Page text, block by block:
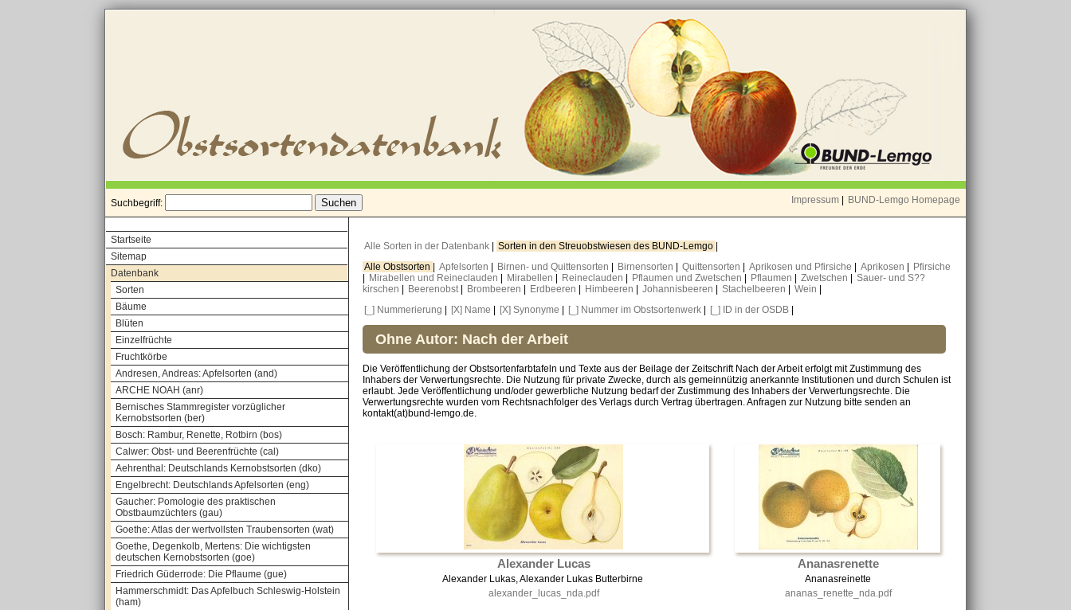
Suchbegriff: Impressum BUND-Lemgo Homepage
Startseite
Sitemap
Datenbank
Sorten
Bäume
Blüten
Einzelfrüchte
Fruchtkörbe
Andresen, Andreas: Apfelsorten (and)
ARCHE NOAH (anr)
Bernisches Stammregister vorzüglicher
Kernobstsorten (ber)
Bosch: Rambur, Renette, Rotbirn (bos)
Calwer: Obst- und Beerenfrüchte (cal)
Aehrenthal: Deutschlands Kernobstsorten (dko)
Engelbrecht: Deutschlands Apfelsorten (eng)
Gaucher: Pomologie des praktischen
Obstbaumzüchters (gau)
Goethe: Atlas der wertvollsten Traubensorten (wat)
Goethe, Degenkolb, Mertens: Die wichtigsten
deutschen Kernobstsorten (goe)
Friedrich Güderrode: Die Pflaume (gue)
Hammerschmidt: Das Apfelbuch Schleswig-Holstein
(ham)
Alle Sorten in der Datenbank Sorten in den Streuobstwiesen des BUND-Lemgo
Alle Obstsorten
Apfelsorten Birnen- und Quittensorten Birnensorten Quittensorten Aprikosen und Pfirsiche Aprikosen
Pfirsiche
Mirabellen und Reineclauden Mirabellen Reineclauden Pflaumen und Zwetschen Pflaumen Zwetschen
Sauer- und S??
kirschen
Beerenobst Brombeeren Erdbeeren Himbeeren Johannisbeeren Stachelbeeren Wein
[_] Nummerierung
[X] Name [X] Synonyme [_] Nummer im Obstsortenwerk [_] ID in der OSDB
Ohne Autor: Nach der Arbeit
Die Veröffentlichung der Obstsortenfarbtafeln und Texte aus der Beilage der Zeitschrift Nach der Arbeit erfolgt mit Zustimmung des
Inhabers der Verwertungsrechte. Die Nutzung für private Zwecke, durch als gemeinnützig anerkannte Institutionen und durch Schulen ist
erlaubt. Jede Veröffentlichung und/oder gewerbliche Nutzung bedarf der Zustimmung des Inhabers der Verwertungsrechte. Die
Verwertungsrechte wurden vom Rechtsnachfolger des Verlags durch Vertrag übertragen. Anfragen zur Nutzung bitte senden an
kontakt(at)bund-lemgo.de.
Alexander Lucas
Alexander Lukas, Alexander Lukas Butterbirne
alexander_lucas_nda.pdf
Ananasrenette
Ananasreinette
ananas_renette_nda.pdf